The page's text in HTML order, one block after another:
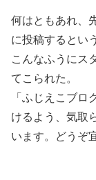
何はともあれ、
に投稿するとい
こんなふうにス
てこられた。
「ふじえこブ
けるよう、気取
います。どうぞ